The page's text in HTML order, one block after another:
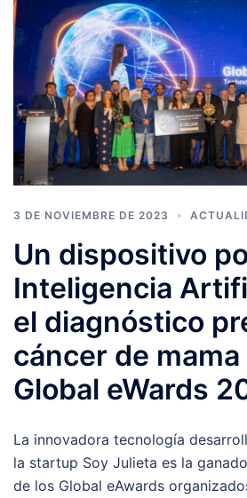
3 DE NOVIEMBRE DE 2023
Un dispositivo
Inteligencia
el diagnóstico
cáncer de
Global eWards
La innovadora tecnología
la startup Soy Julieta es la
de los Global eAwards